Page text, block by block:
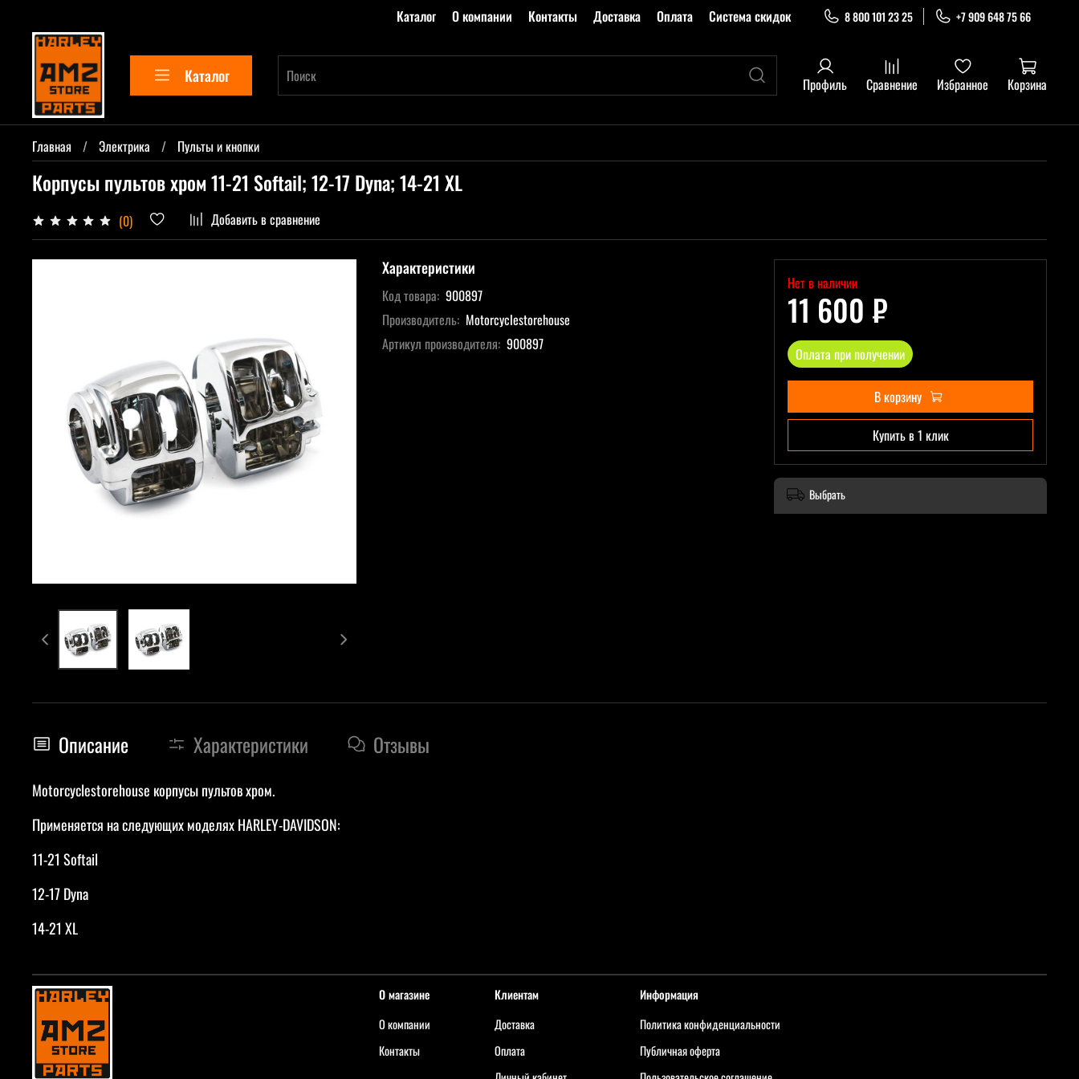
Каталог О компании Контакты Доставка Оплата Система скидок 8 800 101 23 25 +7 909 648 75 66
Каталог Профиль Сравнение Избранное Корзина
Главная Электрика Пульты и кнопки
Корпусы пультов хром 11-21 Softail; 12-17 Dyna; 14-21 XL
(0) Добавить в сравнение
Характеристики
Код товара: 900897
Производитель: Motorcyclestorehouse
Артикул производителя: 900897
Нет в наличии
11 600 ₽
Оплата при получении
В корзину
Купить в 1 клик
Выбрать
Описание Характеристики Отзывы
Motorcyclestorehouse корпусы пультов хром.
Применяется на следующих моделях HARLEY-DAVIDSON:
11-21 Softail
12-17 Dyna
14-21 XL
О магазине
О компании
Контакты
Клиентам
Доставка
Оплата
Информация
Политика конфиденциальности
Публичная оферта